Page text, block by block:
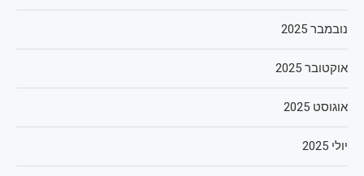
נובמבר 2025
אוקטובר 2025
אוגוסט 2025
יולי 2025